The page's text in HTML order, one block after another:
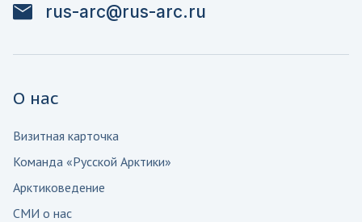
rus-arc@rus-arc.ru
О нас
Визитная карточка
Команда «Русской Арктики»
Арктиковедение
СМИ о нас